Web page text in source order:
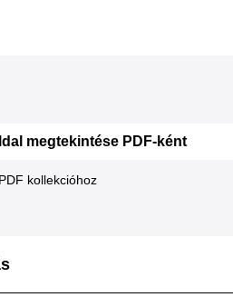
megtekintése PDF-ként
kollekcióhoz